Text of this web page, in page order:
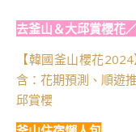
去釜山＆大邱賞櫻花
【韓國釜山櫻花
含：花期預測、順遊
邱賞櫻